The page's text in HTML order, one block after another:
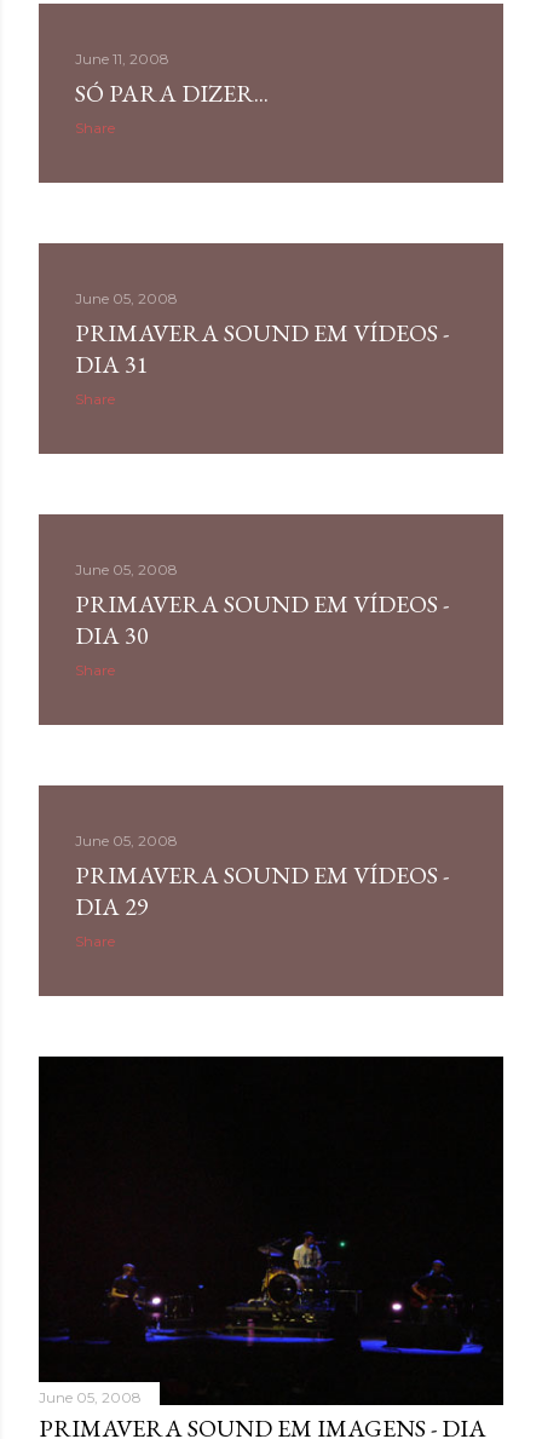
June 11, 2008
SÓ PARA DIZER...
Share
June 05, 2008
PRIMAVERA SOUND EM VÍDEOS -
DIA 31
Share
June 05, 2008
PRIMAVERA SOUND EM VÍDEOS -
DIA 30
Share
June 05, 2008
PRIMAVERA SOUND EM VÍDEOS -
DIA 29
Share
June 05, 2008
PRIMAVERA SOUND EM IMAGENS - DIA